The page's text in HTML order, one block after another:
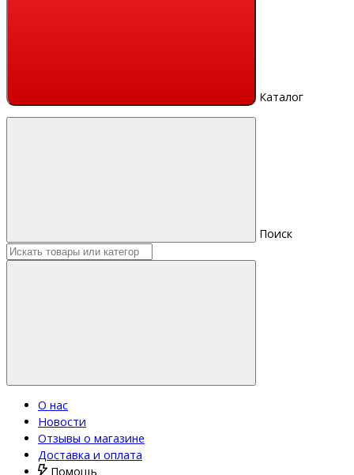
Каталог
Поиск
О нас
Новости
Отзывы о магазине
Доставка и оплата
Помощь